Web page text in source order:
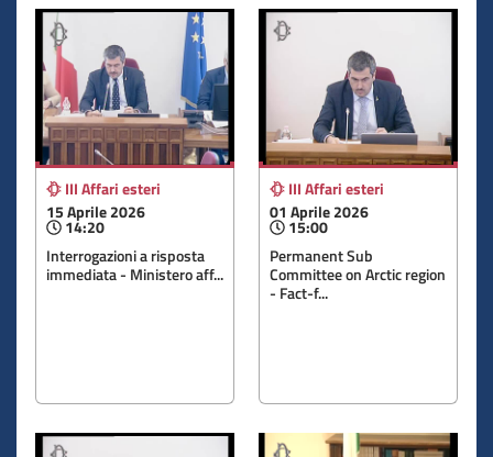
III Affari esteri
15 Aprile 2026
14:20
Interrogazioni a risposta
immediata - Ministero aff...
III Affari esteri
01 Aprile 2026
15:00
Permanent Sub
Committee on Arctic region
- Fact-f...